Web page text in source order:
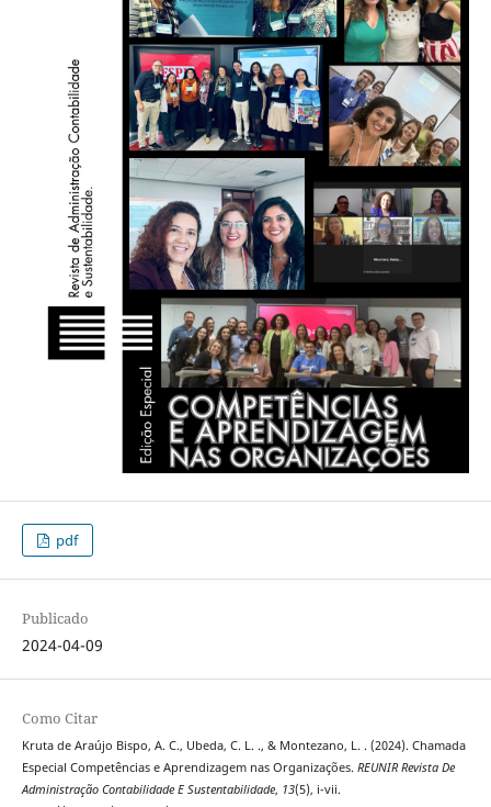
pdf
Publicado
2024-04-09
Como Citar
Kruta de Araújo Bispo, A. C., Ubeda, C. L. ., & Montezano, L. . (2024). Chamada
Especial Competências e Aprendizagem nas Organizações. REUNIR Revista De
Administração Contabilidade E Sustentabilidade, 13(5), i-vii.